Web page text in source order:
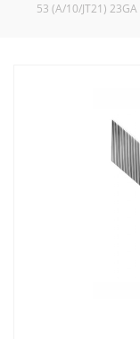
53 (A/10/JT21)